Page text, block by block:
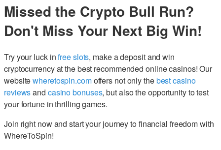
Missed the Crypto Bull Run?
Don't Miss Your Next Big Win!
Try your luck infree slots, make a deposit and win
cryptocurrency at the best recommended online casinos! Our
websitewheretospin.comoffers not only thebest casino
reviewsand casino bonuses, but also the opportunity to test
your fortune in thrilling games.
Join right now and start your journey to financial freedom with
WhereToSpin!